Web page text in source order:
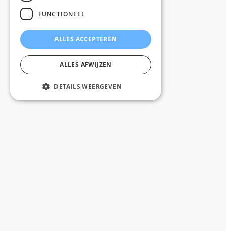
FUNCTIONEEL
ALLES ACCEPTEREN
ALLES AFWIJZEN
DETAILS WEERGEVEN